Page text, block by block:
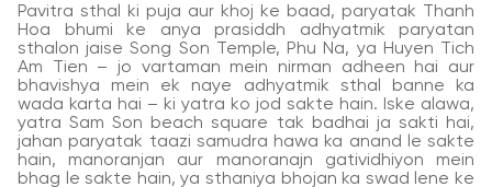
Pavitra sthal ki puja aur khoj ke baad, paryatak Thanh
Hoa bhumi ke anya prasiddh adhyatmik paryatan
sthalon jaise Song Son Temple, Phu Na, ya Huyen Tich
Am Tien – jo vartaman mein nirman adheen hai aur
bhavishya mein ek naye adhyatmik sthal banne ka
wada karta hai – ki yatra ko jod sakte hain. Iske alawa,
yatra Sam Son beach square tak badhai ja sakti hai,
jahan paryatak taazi samudra hawa ka anand le sakte
hain, manoranjan aur manoranajn gatividhiyon mein
bhag le sakte hain, ya sthaniya bhojan ka swad lene ke